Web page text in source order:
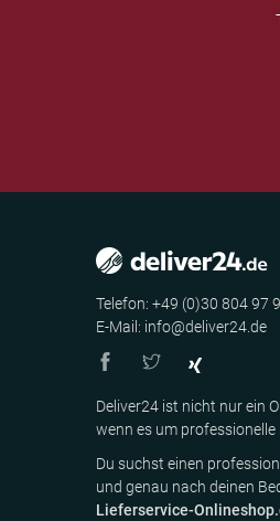
Telefon: +49 (0)30 804 97
E-Mail: info@deliver24.de
Deliver24 ist nicht nur ein
wenn es um professionelle
Du suchst einen
und genau nach deinen
Lieferservice-